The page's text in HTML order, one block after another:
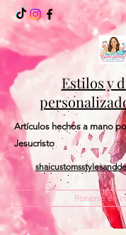
Estilos y
Artículos hechos a mano
Jesucristo
Ponerse en